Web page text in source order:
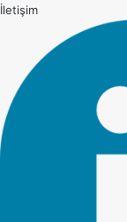
İletişim